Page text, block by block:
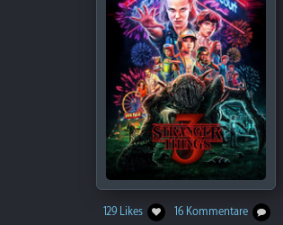
129 Likes 16 Kommentare